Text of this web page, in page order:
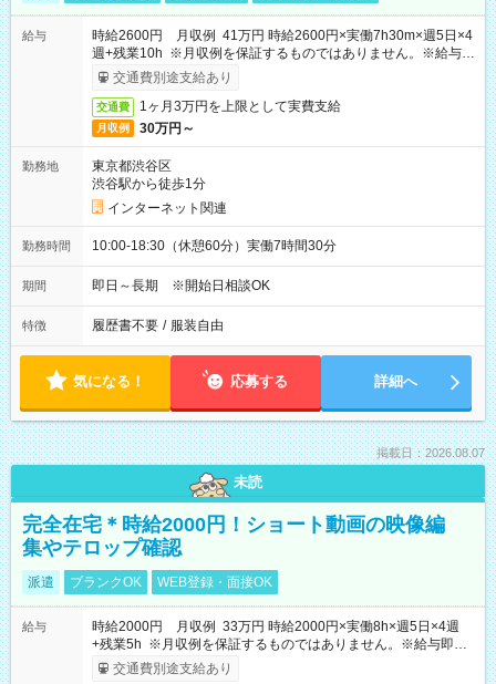
給与
時給2600円 月収例 41万円 時給2600円×実働7h30m×週5日×4
週+残業10h ※月収例を保証するものではありません。※給与即
受取りサービス利用可（利用条件有）
交通費別途支給あり
交通費 1ヶ月3万円を上限として実費支給
月収例 30万円～
勤務地
東京都渋谷区
渋谷駅から徒歩1分
インターネット関連
勤務時間 10:00-18:30（休憩60分）実働7時間30分
期間 即日～長期 ※開始日相談OK
特徴 履歴書不要 / 服装自由
気になる！ 応募する 詳細へ
掲載日：2026.08.07
未読
完全在宅＊時給2000円！ショート動画の映像編
集やテロップ確認
派遣 ブランクOK WEB登録・面接OK
給与
時給2000円 月収例 33万円 時給2000円×実働8h×週5日×4週
+残業5h ※月収例を保証するものではありません。※給与即受
取りサービス利用可（利用条件有）
交通費別途支給あり